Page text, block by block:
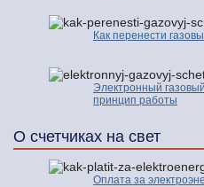
Как перенести
Электронный
принцип работы
О счетчиках на свет
Оплата за